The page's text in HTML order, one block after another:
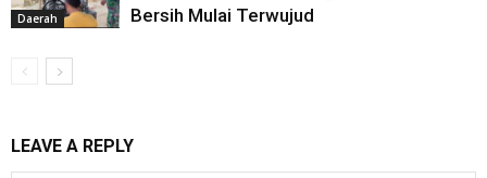
Daerah
Bersih Mulai Terwujud
LEAVE A REPLY